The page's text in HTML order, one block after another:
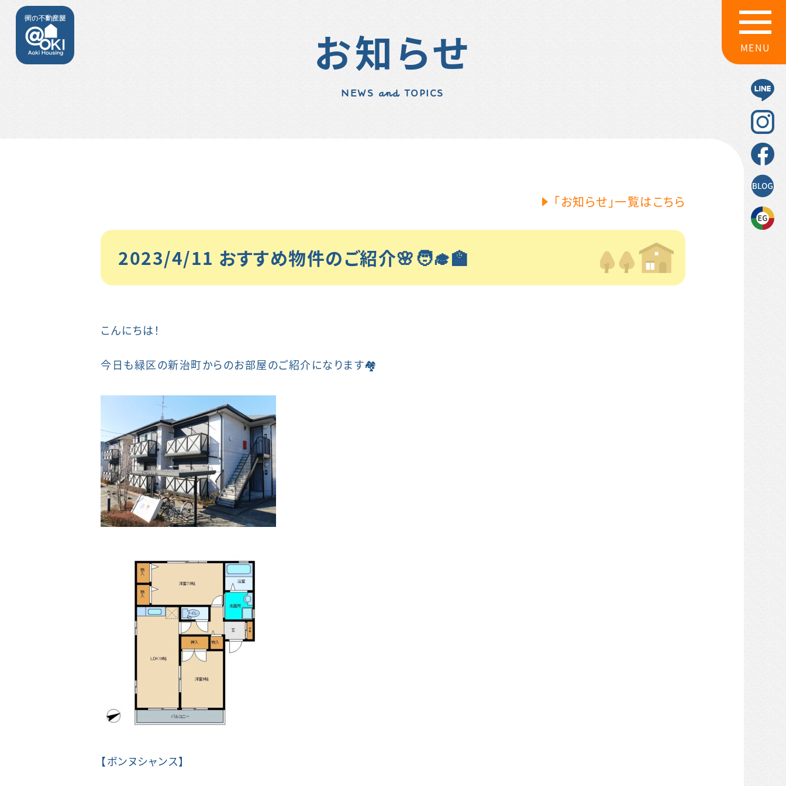
MENU
お知らせ
NEWS and TOPICS
「お知らせ」一覧はこちら
2023/4/11 おすすめ物件のご紹介🌸🧑‍🎓🏫
こんにちは！
今日も緑区の新治町からのお部屋のご紹介になります🏘
【ボンヌシャンス】